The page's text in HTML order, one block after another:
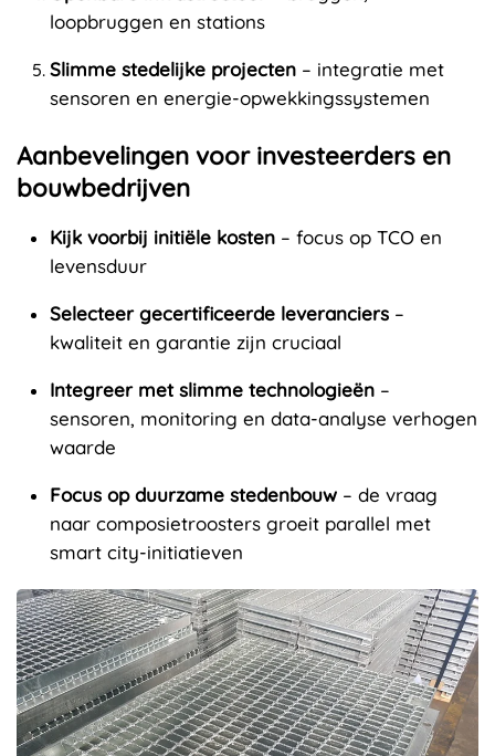
loopbruggen en stations
Slimme stedelijke projecten – integratie met
sensoren en energie-opwekkingssystemen
Aanbevelingen voor investeerders en
bouwbedrijven
Kijk voorbij initiële kosten – focus op TCO en
levensduur
Selecteer gecertificeerde leveranciers –
kwaliteit en garantie zijn cruciaal
Integreer met slimme technologieën –
sensoren, monitoring en data-analyse verhogen
waarde
Focus op duurzame stedenbouw – de vraag
naar composietroosters groeit parallel met
smart city-initiatieven